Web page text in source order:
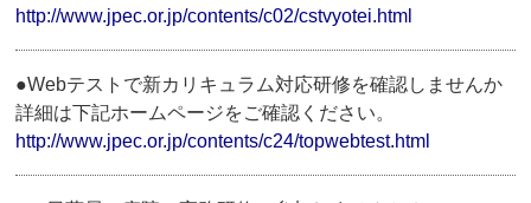
http://www.jpec.or.jp/contents/c02/cstvyotei.html
●Webテストで新カリキュラム対応研修を確認しませんか
詳細は下記ホームページをご確認ください。
http://www.jpec.or.jp/contents/c24/topwebtest.html